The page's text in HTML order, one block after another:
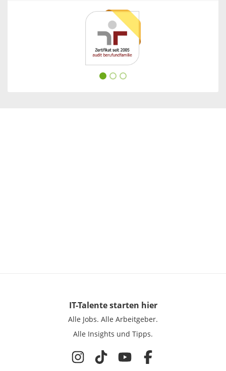
IT-Talentestarten hier
Alle Jobs. Alle Arbeitgeber.
Alle Insights und Tipps.